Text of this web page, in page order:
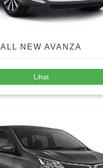
ALL NEW AVANZA
Lihat